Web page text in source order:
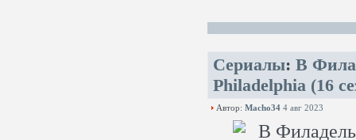
Сериалы: В
Philadelphia (16
Автор: Macho34 4 авг 2023